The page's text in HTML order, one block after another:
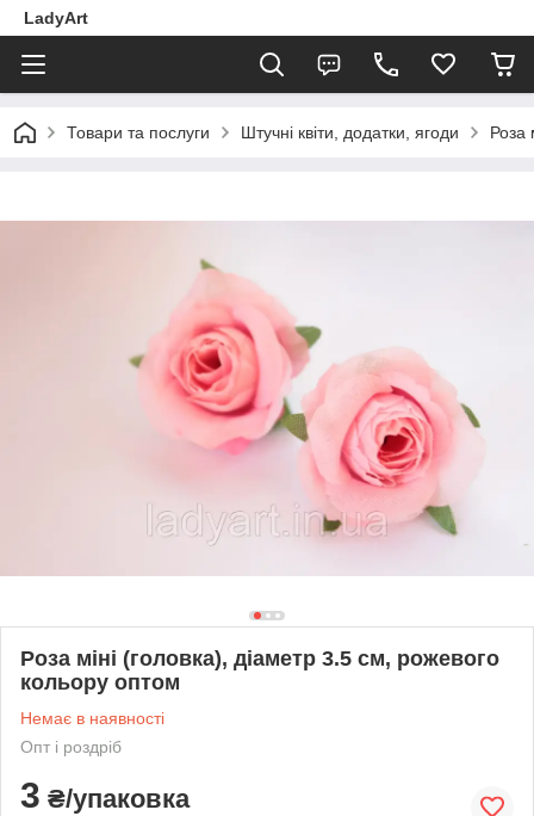
LadyArt
Товари та послуги Штучні квіти, додатки, ягоди Роза
Роза міні (головка), діаметр 3.5 см, рожевого
кольору оптом
Немає в наявності
Опт і роздріб
3 ₴/упаковка